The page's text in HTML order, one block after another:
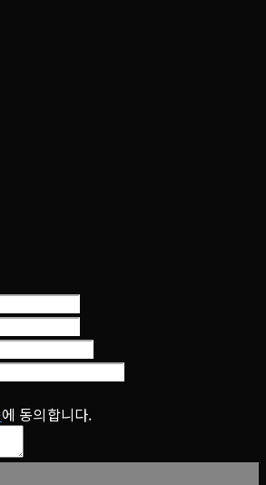
에 동의합니다.